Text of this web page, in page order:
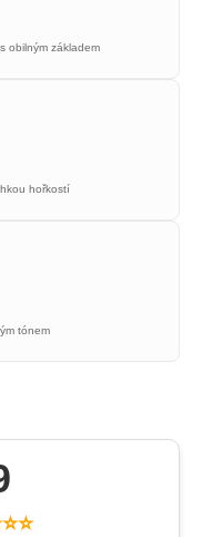
obilným základem
hořkostí
tónem